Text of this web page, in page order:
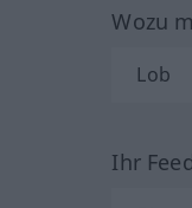
Wozu
Ihr